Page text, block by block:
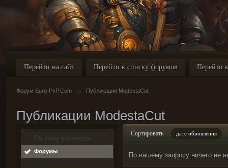
Перейти на сайт Перейти к списку форумов Перейти
Форум Euro-PvP.Com → Публикации ModestaCut
Публикации ModestaCut
По типу контента
Форумы
Сортировать дате обновления
По вашему запросу ничего не